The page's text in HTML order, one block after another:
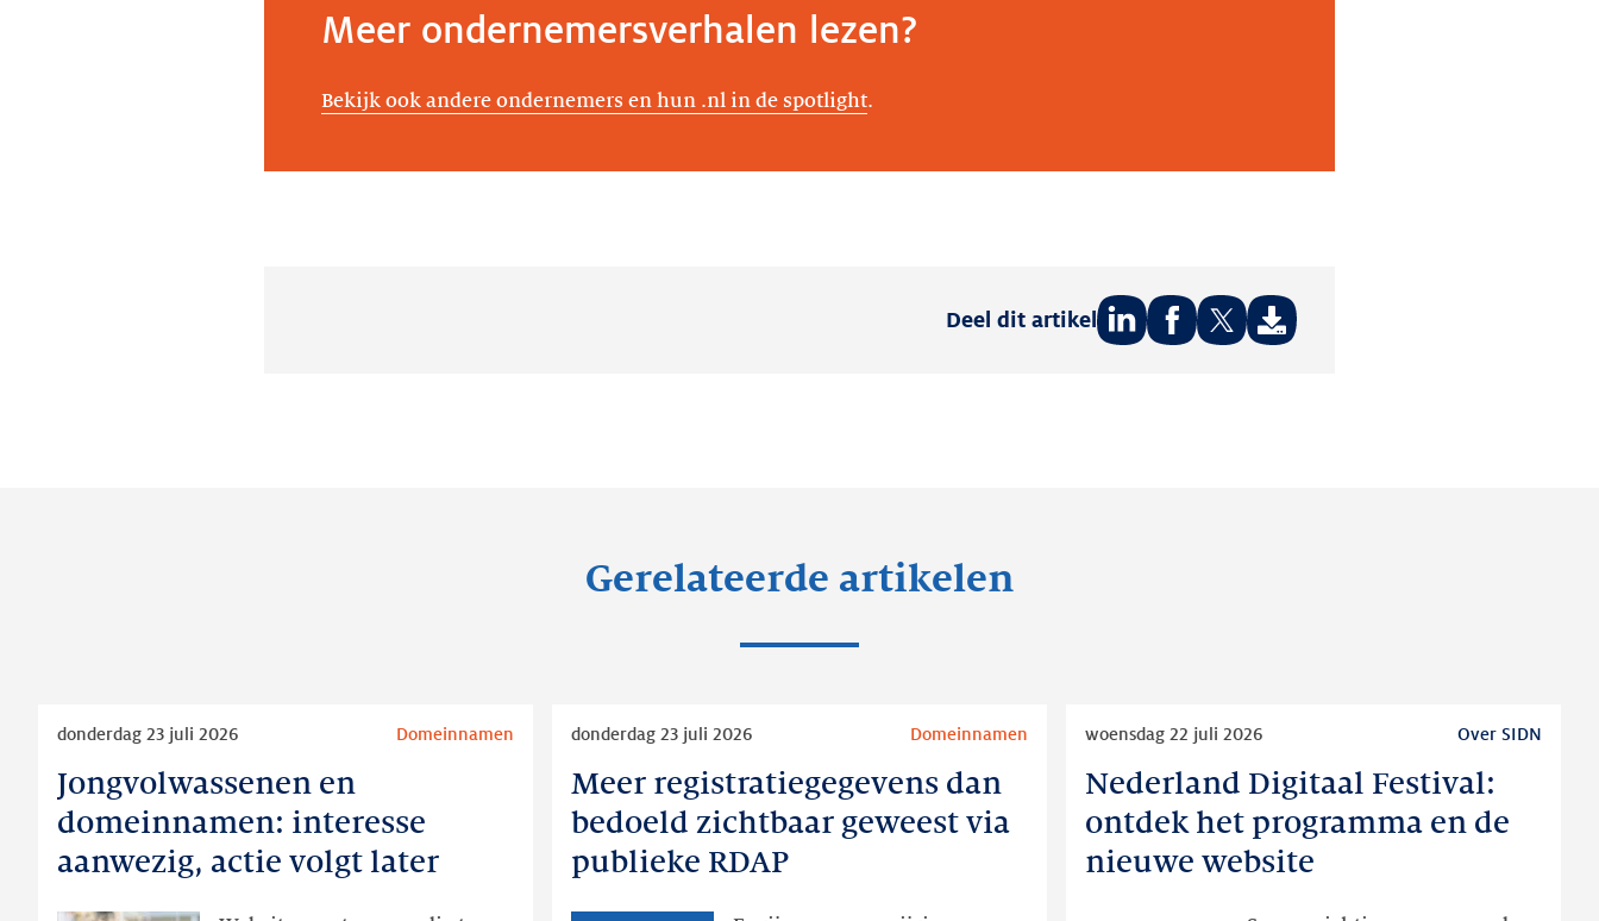
Meer ondernemersverhalen lezen?
Bekijk ook andere ondernemers en hun .nl in de spotlight.
Deel dit artikel
Gerelateerde artikelen
Jongvolwassenen en
domeinnamen: interesse
aanwezig, actie volgt later
donderdag 23 juli 2026 Domeinnamen
Jongvolwassenen
domeinnamen:
interesse
Meer registratiegegevens dan
bedoeld zichtbaar geweest via
publieke RDAP
donderdag 23 juli 2026 Domeinnamen
Meer
registratiegegevens
dan
bedoeld
Nederland Digitaal Festival:
ontdek het programma en de
nieuwe website
woensdag 22 juli 2026 Over SIDN
Nederland
Festival:
ontdek